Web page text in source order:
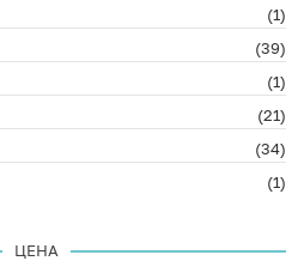
(1)
(39)
(1)
(21)
(34)
(1)
ЦЕНА